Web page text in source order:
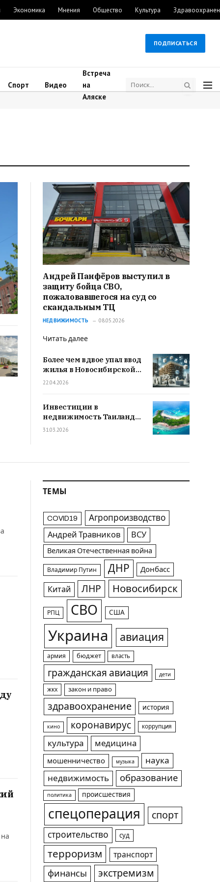
Экономика Мнения Общество Культура
ПОДПИСАТЬСЯ
Спорт Видео
Встреча
на
Аляске
Андрей Панфёров выступил в
защиту бойца СВО,
пожаловавшегося на суд со
скандальным ТЦ
НЕДВИЖИМОСТЬ 08.05.2026
Читать далее
Более чем вдвое упал ввод
жилья в Новосибирской
области за 1 квартал 2026
22.04.2026
Инвестиции в
недвижимость Таиланда
2026
31.03.2026
ТЕМЫ
COVID19 Агропроизводство
Андрей Травников ВСУ
Великая Отечественная война
Владимир Путин ДНР Донбасс
Китай ЛНР Новосибирск
РПЦ СВО США
Украина авиация
армия бюджет власть
гражданская авиация дети
жкх закон и право
здравоохранение история
кино коронавирус коррупция
культура медицина
мошенничество музыка
наука
недвижимость
образование
политика происшествия
спецоперация спорт
строительство суд
терроризм транспорт
финансы экстремизм